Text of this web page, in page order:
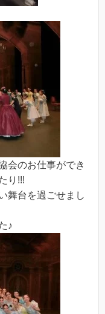
会のお仕事ができ
り!!!
舞台を過ごせまし
♪